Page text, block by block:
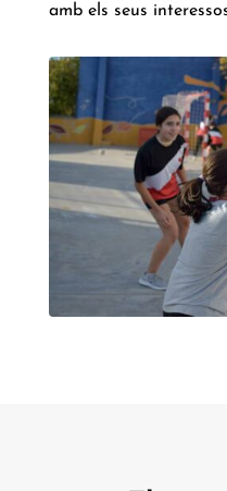
amb els seus